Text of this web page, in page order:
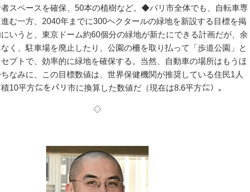
スペースを確保、50本の植樹など。◆パリ市全体でも、自転車専
む一方、2040年までに300ヘクタールの緑地を新設する目標を掲
いうと、東京ドーム約60個分の緑地が新たにできる計画だが、余
く、駐車場を廃止したり、公園の柵を取り払って「歩道公園」と
プトで、効率的に緑地を確保する。当然、自動車の場所はもうほ
なみに、この目標数値は、世界保健機関が推奨している住民1人
10平方㍍をパリ市に換算した数値だ（現在は8.6平方㍍）。
◇